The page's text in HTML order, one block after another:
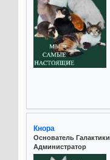
Кнора
Основатель Галактики
Администратор